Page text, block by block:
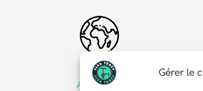
Gérer le
Adresse